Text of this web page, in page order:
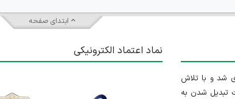
ابتدای صفحه
۱۳۹۱/۱/۱۰ راه اندازی شد و با تلاش
تبدیل شدن به
نماد اعتماد الکترونیکی